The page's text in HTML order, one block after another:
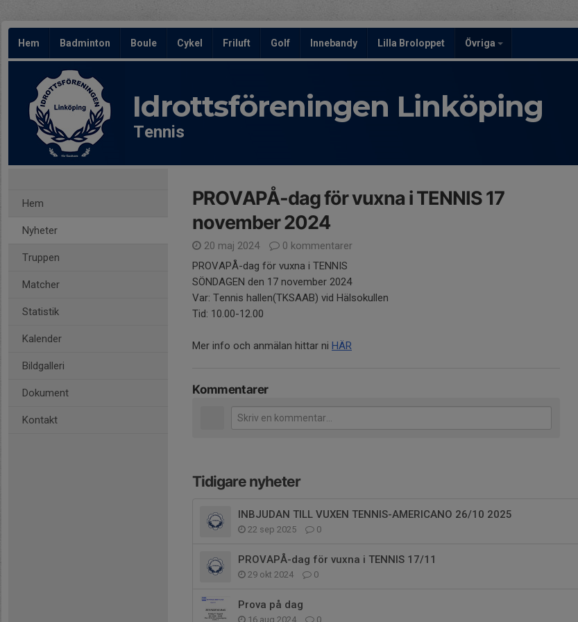
Hem Badminton Boule Cykel Friluft Golf Innebandy Lilla Broloppet Övriga
Idrottsföreningen Linköping
Tennis
Hem
Nyheter
Truppen
Matcher
Statistik
Kalender
Bildgalleri
Dokument
Kontakt
PROVAPÅ-dag för vuxna i TENNIS 17
november 2024
20 maj 2024
0 kommentarer
PROVAPÅ-dag för vuxna i TENNIS
SÖNDAGEN den 17 november 2024
Var: Tennis hallen(TKSAAB) vid Hälsokullen
Tid: 10.00-12.00
Mer info och anmälan hittar ni HÄR
Kommentarer
Tidigare nyheter
INBJUDAN TILL VUXEN TENNIS-AMERICANO 26/10 2025
22 sep 2025 0
PROVAPÅ-dag för vuxna i TENNIS 17/11
29 okt 2024 0
Prova på dag
16 aug 2024 0